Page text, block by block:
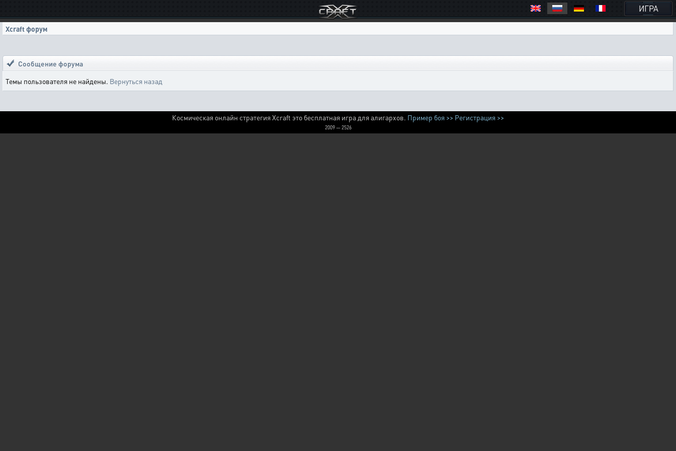
ИГРА
Xcraft форум
Сообщение форума
Темы пользователя не найдены. Вернуться назад
Космическая онлайн стратегия Xcraft это бесплатная игра для алигархов. Пример боя >> Регистрация >>
2009 — 2526